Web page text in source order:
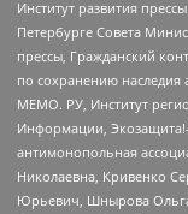
Институт развития
Петербурге Совета
прессы, Гражданский
по сохранению наследия
МЕМО. РУ, Институт
Информации,
антимонопольная
Николаевна, Кривенко
Юрьевич, Шнырова